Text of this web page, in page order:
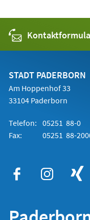
STADT PADERBORN
Am Hoppenhof 33
33104 Paderborn
Telefon: 05251 88-0
Fax:
05251 88-